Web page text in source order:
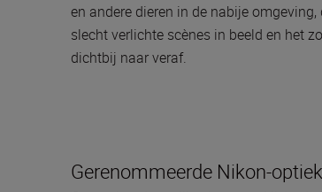
en andere dieren in de nabije
slecht verlichte scènes in beeld en het
dichtbij naar veraf.
Gerenommeerde Nikon-optiek